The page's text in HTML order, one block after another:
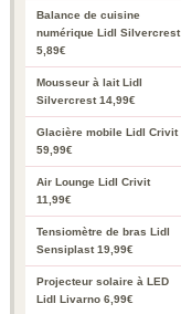
Balance de cuisine
numérique Lidl Silvercrest
5,89€
Mousseur à lait Lidl
Silvercrest 14,99€
Glacière mobile Lidl Crivit
59,99€
Air Lounge Lidl Crivit
11,99€
Tensiomètre de bras Lidl
Sensiplast 19,99€
Projecteur solaire à LED
Lidl Livarno 6,99€